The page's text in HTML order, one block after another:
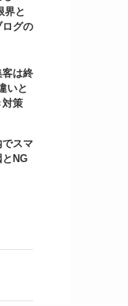
界と
グの
は終
いと
対策
スマ
NG